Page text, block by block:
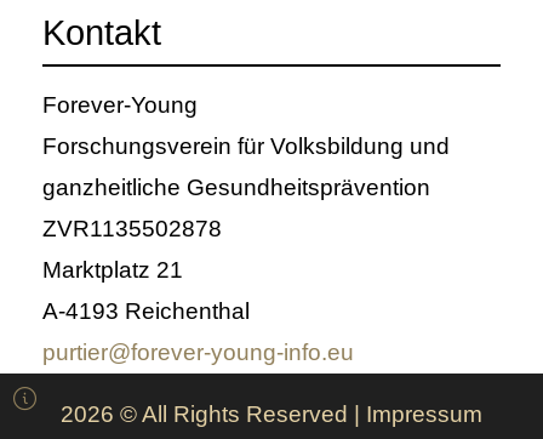

Kontakt
Forever-Young
Forschungsverein für Volksbildung und
ganzheitliche Gesundheitsprävention
ZVR1135502878
Marktplatz 21
A-4193 Reichenthal
purtier@forever-young-info.eu
2026 © All Rights Reserved Impressum